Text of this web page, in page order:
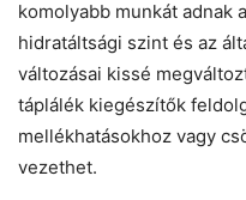
komolyabb munkát adnak
hidratáltsági szint és az
változásai kissé
táplálék kiegészítők
mellékhatásokhoz vagy
vezethet.